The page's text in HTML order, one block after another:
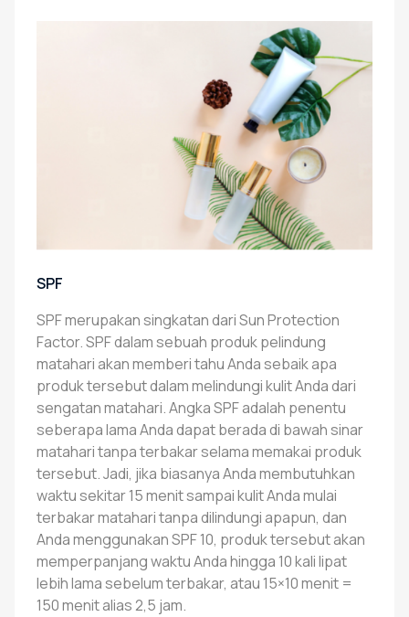
SPF
SPF merupakan singkatan dari Sun Protection
Factor. SPF dalam sebuah produk pelindung
matahari akan memberi tahu Anda sebaik apa
produk tersebut dalam melindungi kulit Anda dari
sengatan matahari. Angka SPF adalah penentu
seberapa lama Anda dapat berada di bawah sinar
matahari tanpa terbakar selama memakai produk
tersebut. Jadi, jika biasanya Anda membutuhkan
waktu sekitar 15 menit sampai kulit Anda mulai
terbakar matahari tanpa dilindungi apapun, dan
Anda menggunakan SPF 10, produk tersebut akan
memperpanjang waktu Anda hingga 10 kali lipat
lebih lama sebelum terbakar, atau 15×10 menit =
150 menit alias 2,5 jam.